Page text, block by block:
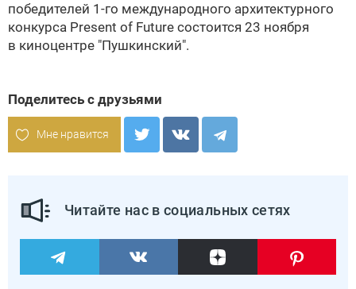
победителей 1-го международного архитектурного
конкурса Present of Future состоится 23 ноября
в киноцентре "Пушкинский".
Поделитесь с друзьями
Мне нравится
Читайте нас в социальных сетях